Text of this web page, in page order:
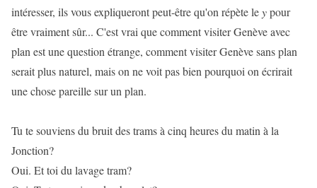
intéresser, ils vous expliqueront peut-être qu'on répète leypour
être vraiment sûr... C'est vrai que comment visiter Genève avec
plan est une question étrange, comment visiter Genève sans plan
serait plus naturel, mais on ne voit pas bien pourquoi on écrirait
une chose pareille sur un plan.
Tu te souviens du bruit des trams à cinq heures du matin à la
Jonction?
Oui. Et toi du lavage tram?